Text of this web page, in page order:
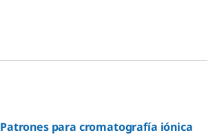
Patrones para cromatografía iónica